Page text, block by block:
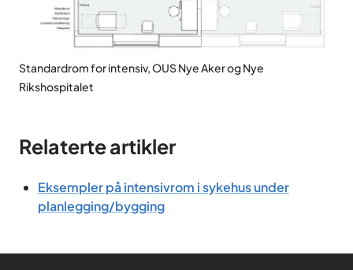
Standardrom for intensiv, OUS Nye Aker og Nye
Rikshospitalet
Relaterte artikler
Eksempler på intensivrom i sykehus under
planlegging/bygging